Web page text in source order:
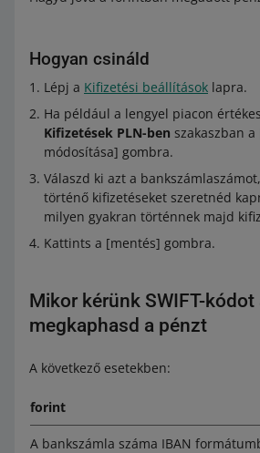
Hogyan csináld
Lépj a Kifizetési beállítások lapra.
Ha például a lengyel piacon
Kifizetések PLN-ben szakaszban
módosítása] gombra.
Válaszd ki azt a
történő kifizetéseket szeretnéd
milyen gyakran történnek majd
Kattints a [mentés] gombra.
Mikor kérünk SWIFT-
megkaphasd a pénzt
A következő esetekben:
forint
A bankszámla száma IBAN